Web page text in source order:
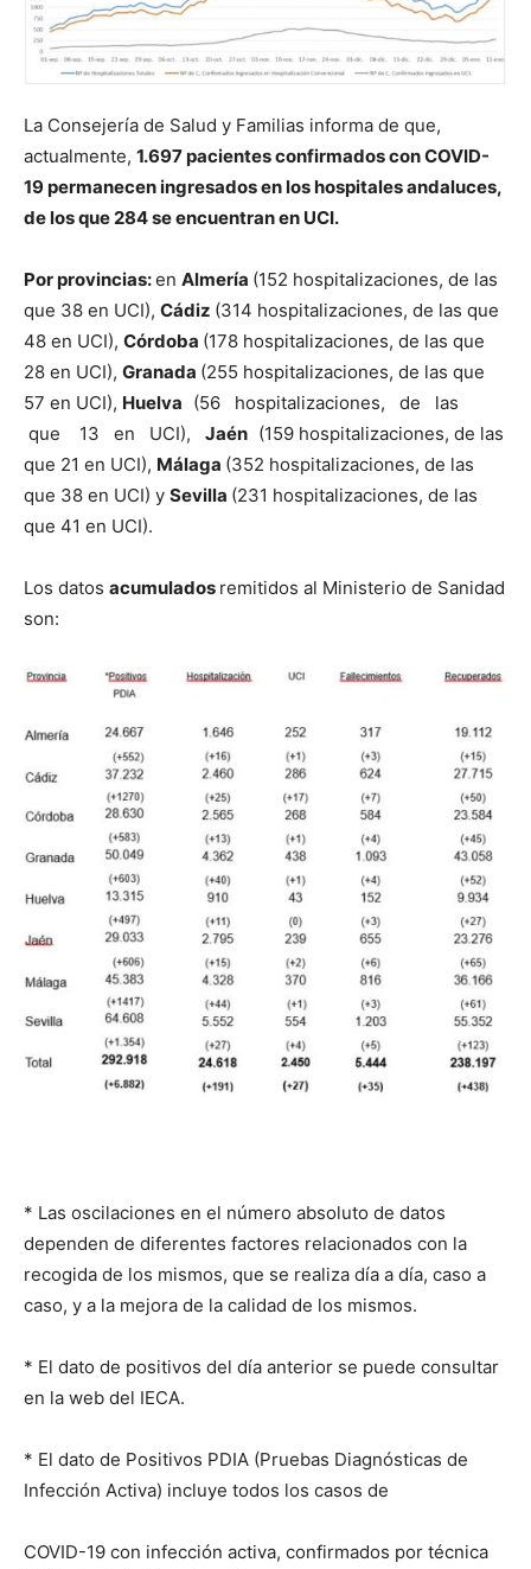
La Consejería de Salud y Familias informa de que,
actualmente, 1.697 pacientes confirmados con COVID-
19 permanecen ingresados en los hospitales andaluces,
de los que 284 se encuentran en UCI.
Por provincias:en Almería (152 hospitalizaciones, de las
que 38 en UCI), Cádiz (314 hospitalizaciones, de las que
48 en UCI), Córdoba (178 hospitalizaciones, de las que
28 en UCI), Granada (255 hospitalizaciones, de las que
57 en UCI), Huelva (56 hospitalizaciones, de las
que 13 en UCI), Jaén (159 hospitalizaciones, de las
que 21 en UCI), Málaga (352 hospitalizaciones, de las
que 38 en UCI) y Sevilla (231 hospitalizaciones, de las
que 41 en UCI).
Los datos acumulados remitidos al Ministerio de Sanidad
son:
* Las oscilaciones en el número absoluto de datos
dependen de diferentes factores relacionados con la
recogida de los mismos, que se realiza día a día, caso a
caso, y a la mejora de la calidad de los mismos.
* El dato de positivos del día anterior se puede consultar
en la web del IECA.
* El dato de Positivos PDIA (Pruebas Diagnósticas de
Infección Activa) incluye todos los casos de
COVID-19 con infección activa, confirmados por técnica